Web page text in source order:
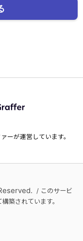
ーが運営しています。
/ このサービ
築されています。